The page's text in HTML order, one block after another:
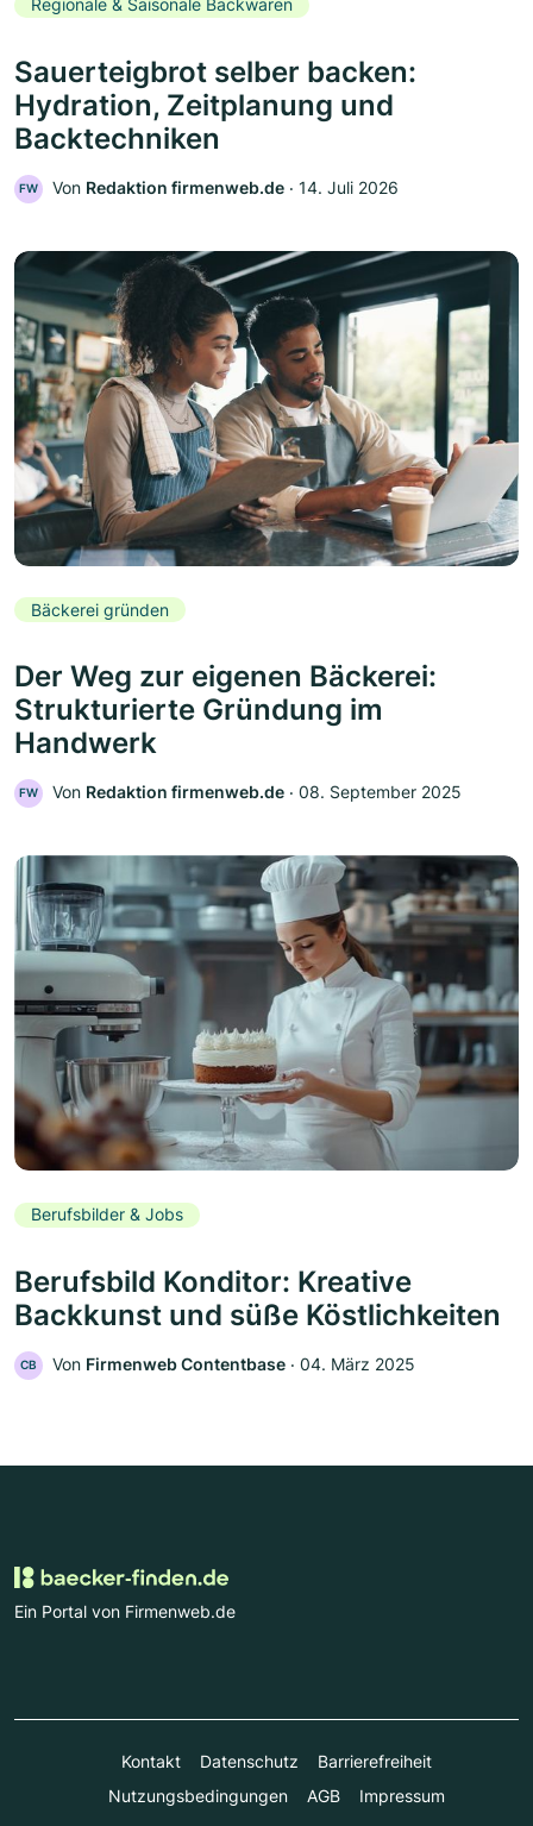
Regionale & Saisonale Backwaren
Sauerteigbrot selber backen:
Hydration, Zeitplanung und
Backtechniken
FW Von Redaktion firmenweb.de ‧ 14. Juli 2026
Bäckerei gründen
Der Weg zur eigenen Bäckerei:
Strukturierte Gründung im
Handwerk
FW Von Redaktion firmenweb.de ‧ 08. September 2025
Berufsbilder & Jobs
Berufsbild Konditor: Kreative
Backkunst und süße Köstlichkeiten
CB Von Firmenweb Contentbase ‧ 04. März 2025
Ein Portal von Firmenweb.de
Kontakt Datenschutz
Barrierefreiheit
Nutzungsbedingungen
AGB Impressum